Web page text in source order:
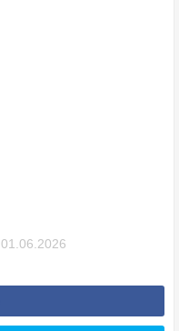
01.06.2026